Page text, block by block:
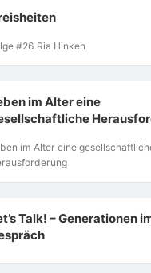
#26 Ria Hinken
im Alter eine
im Alter eine
Talk! – Generationen